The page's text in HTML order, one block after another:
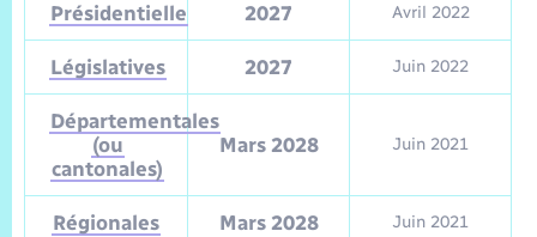
Présidentielle 2027 Avril 2022
Législatives 2027 Juin 2022
Départementales
(ou
cantonales)
Mars 2028 Juin 2021
Régionales Mars 2028 Juin 2021